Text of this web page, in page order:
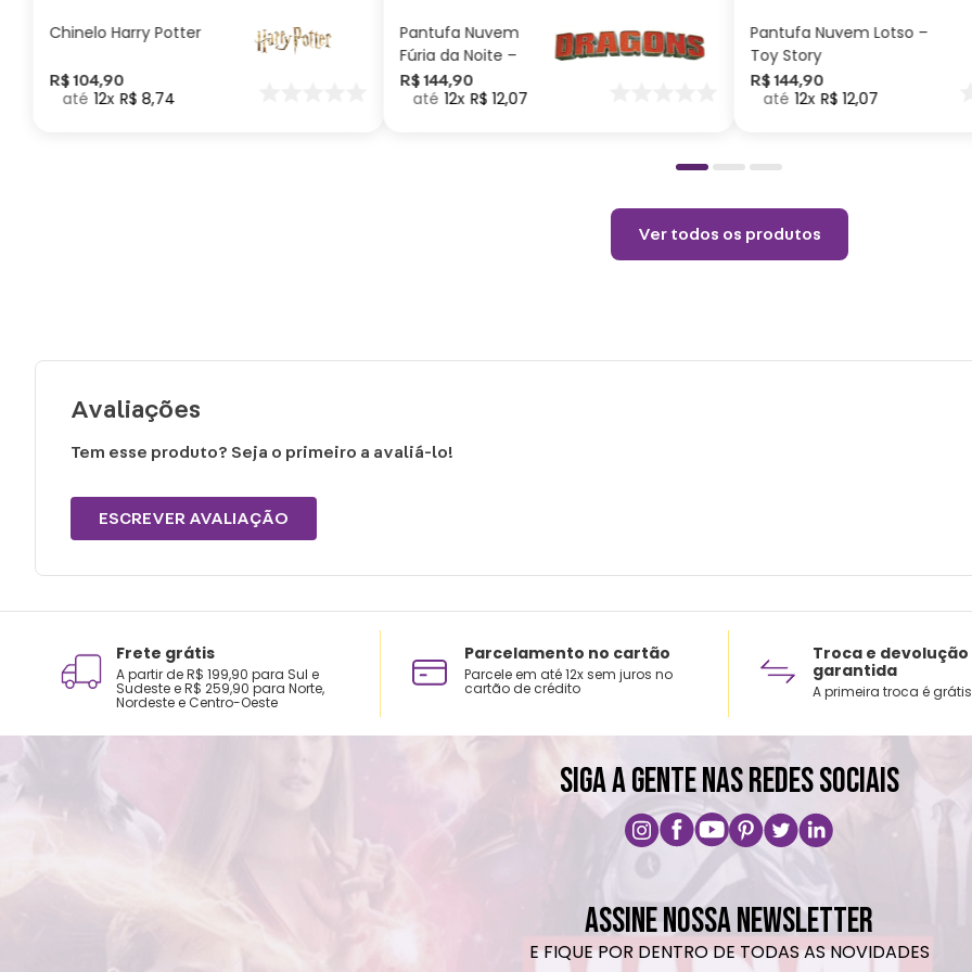
Chinelo Harry Potter
R$ 104,90
12 R$ 8,74
Pantufa Nuvem
Fúria da Noite –
Como Treinar
seu Dragão
R$ 144,90
12 R$ 12,07
Pantufa Nuvem Lotso –
Toy Story
R$ 144,90
12 R$ 12,07
Ver todos os produtos
Avaliações
Tem esse produto? Seja o primeiro a avaliá-lo!
ESCREVER AVALIAÇÃO
Frete grátis
A partir de R$ 199,90 para Sul e
Sudeste e R$ 259,90 para Norte,
Nordeste e Centro-Oeste
Parcelamento no cartão
Parcele em até 12x sem juros no
cartão de crédito
Troca e devolução
garantida
A primeira troca é grátis
SIGA A GENTE NAS REDES SOCIAIS
ASSINE NOSSA NEWSLETTER
E FIQUE POR DENTRO DE TODAS AS NOVIDADES